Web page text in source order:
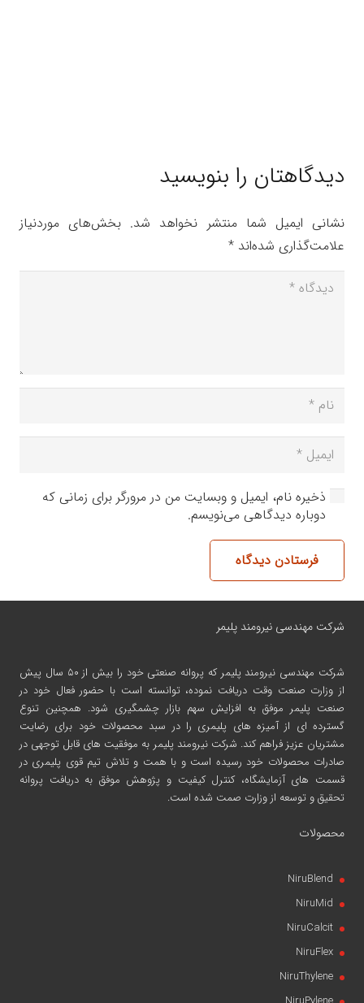
دیدگاهتان را بنویسید
نشانی ایمیل شما منتشر نخواهد شد. بخش‌های موردنیاز
علامت‌گذاری شده‌اند *
ذخیره نام، ایمیل و وبسایت من در مرورگر برای زمانی که
دوباره دیدگاهی می‌نویسم.
فرستادن دیدگاه
شرکت مهندسی نیرومند پلیمر
شرکت مهندسی نیرومند پلیمر
که پروانه صنعتی خود را بیش از ۵۰ سال پیش
از وزارت صنعت وقت دریافت نموده، توانسته است با حضور فعال خود در
صنعت پلیمر موفق به افزایش سهم بازار چشمگیری شود. همچنین تنوع
گسترده ای از آمیزه های پلیمری را در سبد محصولات خود برای رضایت
مشتریان عزیز فراهم کند. شرکت نیرومند پلیمر به موفقیت های قابل توجهی در
صادرات محصولات خود رسیده است و با همت و تلاش تیم قوی پلیمری در
قسمت های آزمایشگاه، کنترل کیفیت و پژوهش موفق به دریافت پروانه
تحقیق و توسعه از وزارت صمت شده است.
محصولات
NiruBlend
NiruMid
NiruCalcit
NiruFlex
NiruThylene